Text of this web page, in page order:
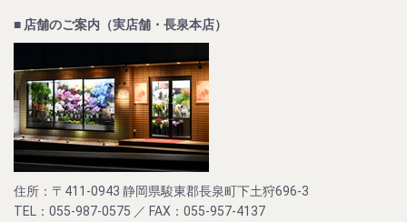
■ 店舗のご案内（実店舗・長泉本店）
住所：〒411-0943 静岡県駿東郡長泉町下土狩696-3
TEL：055-987-0575 ／ FAX：055-957-4137